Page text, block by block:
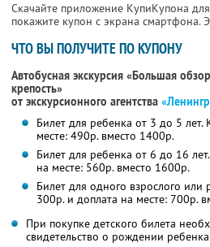
Скачайте приложение КупиКупона для
покажите купон с экрана смартфона.
ЧТО ВЫ ПОЛУЧИТЕ ПО КУПОНУ
Автобусная экскурсия «Большая
крепость»
от экскурсионного агентства
Билет для ребенка от 3 до 5 лет.
месте: 490р. вместо 1400р.
Билет для ребенка от 6 до 16
на месте: 560р. вместо 1600р.
Билет для одного взрослого или
300р. и доплата на месте: 700р.
При покупке детского билета
свидетельство о рождении ребенка